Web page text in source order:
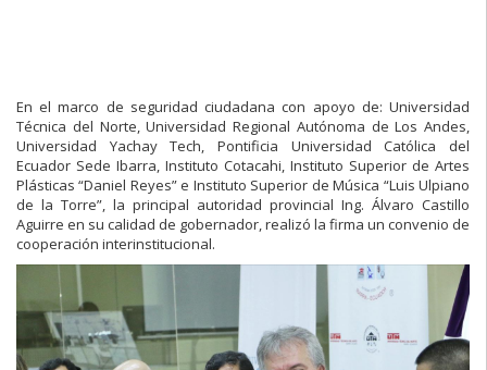
En el marco de seguridad ciudadana con apoyo de: Universidad
Técnica del Norte, Universidad Regional Autónoma de Los Andes,
Universidad Yachay Tech, Pontificia Universidad Católica del
Ecuador Sede Ibarra, Instituto Cotacahi, Instituto Superior de Artes
Plásticas “Daniel Reyes” e Instituto Superior de Música “Luis Ulpiano
de la Torre”, la principal autoridad provincial Ing. Álvaro Castillo
Aguirre en su calidad de gobernador, realizó la firma un convenio de
cooperación interinstitucional.